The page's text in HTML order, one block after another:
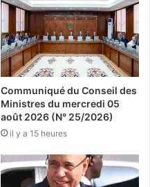
Communiqué du Conseil des
Ministres du mercredi 05
août 2026 (N° 25/2026)
il y a 15 heures